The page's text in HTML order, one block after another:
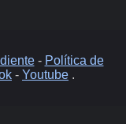
- Política de
- Youtube .